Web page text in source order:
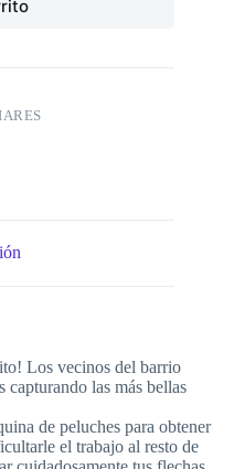
Los vecinos del barrio
capturando las más bellas
de peluches para obtener
el trabajo al resto de